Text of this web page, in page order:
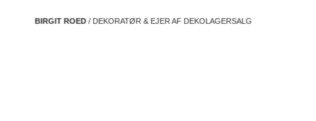
BIRGIT ROED/ DEKORATØR & EJER AF DEKOLAGERSALG